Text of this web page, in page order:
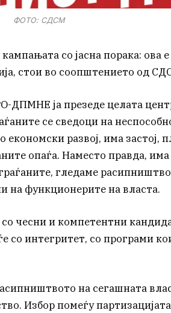
ФОТО: СДСМ
со јасна порака: ова е
стои во соопштението од
ДПМНЕ ја презеде целата
се сведоци на
развој, има застој,
опаѓа. Наместо правда,
гледаме
на функционерите на власта.
чесни и компетентни
со интегритет, со програми
на сегашната
Избор помеѓу